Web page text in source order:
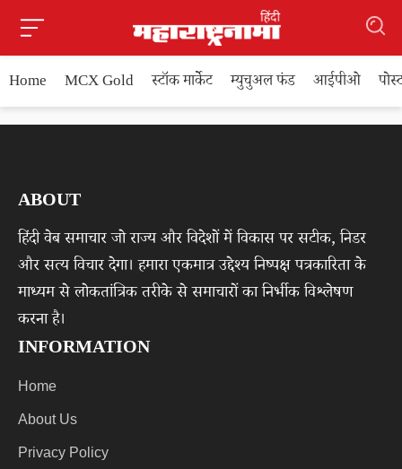
Home MCX Gold स्टॉक मार्केट म्युचुअल फंड आईपीओ
ABOUT
हिंदी वेब समाचार जो राज्य और विदेशों में विकास पर सटीक, निडर
और सत्य विचार देगा। हमारा एकमात्र उद्देश्य निष्पक्ष पत्रकारिता के
माध्यम से लोकतांत्रिक तरीके से समाचारों का निर्भीक विश्लेषण
करना है।
INFORMATION
Home
About Us
Privacy Policy